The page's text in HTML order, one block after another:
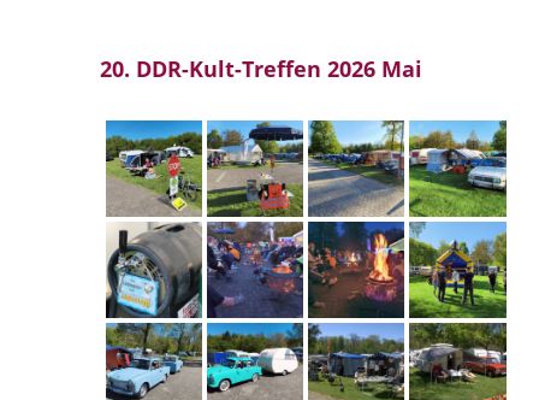
20. DDR-Kult-Treffen 2026 Mai